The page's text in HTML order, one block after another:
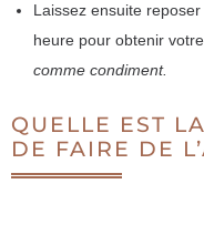
Laissez ensuite
heure pour obtenir
comme condiment.
QUELLE EST
DE FAIRE DE